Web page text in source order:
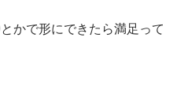
かで形にできたら満足って